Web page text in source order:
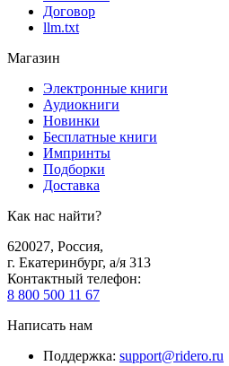
Договор
llm.txt
Магазин
Электронные книги
Аудиокниги
Новинки
Бесплатные книги
Импринты
Подборки
Доставка
Как нас найти?
620027, Россия,
г. Екатеринбург, а/я 313
Контактный телефон:
8 800 500 11 67
Написать нам
Поддержка: support@ridero.ru